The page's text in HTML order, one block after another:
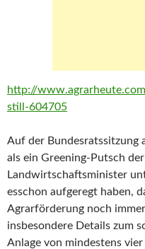
http://
still-604705
Auf der Bundesratssitzung
als ein Greening-Putsch
Landwirtschaftsminister
esschon aufgeregt haben,
Agrarförderung noch
insbesondere Details zum
Anlage von mindestens